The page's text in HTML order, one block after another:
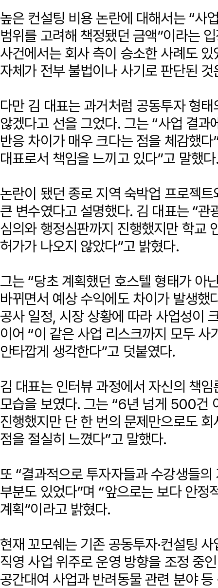
높은 컨설팅 비용 논란에 대해서는 “사
범위를 고려해 책정됐던 금액”이라는
사건에서는 회사 측이 승소한 사례도
자체가 전부 불법이나 사기로 판단된
다만 김 대표는 과거처럼 공동투자 형
않겠다고 선을 그었다. 그는 “사업 결
반응 차이가 매우 크다는 점을 체감했
대표로서 책임을 느끼고 있다”고 말했
논란이 됐던 종로 지역 숙박업 프로젝
큰 변수였다고 설명했다. 김 대표는 “
심의와 행정심판까지 진행했지만 학교
허가가 나오지 않았다”고 밝혔다.
그는 “당초 계획했던 호스텔 형태가 아
바뀌면서 예상 수익에도 차이가 발생했
공사 일정, 시장 상황에 따라 사업성이
이어 “이 같은 사업 리스크까지 모두 사
안타깝게 생각한다”고 덧붙였다.
김 대표는 인터뷰 과정에서 자신의 책
모습을 보였다. 그는 “6년 넘게 500건
진행했지만 단 한 번의 문제만으로도
점을 절실히 느꼈다”고 말했다.
또 “결과적으로 투자자들과 수강생들
부분도 있었다”며 “앞으로는 보다 안
계획”이라고 밝혔다.
현재 꼬모쉐는 기존 공동투자·컨설팅
직영 사업 위주로 운영 방향을 조정 중
공간대여 사업과 반려동물 관련 분야